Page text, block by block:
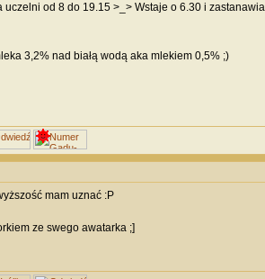
od 8 do 19.15 >_> Wstaje o 6.30 i
3,2% nad białą wodą aka mlekiem 0,5% ;)
mam uznać :P
ze swego awatarka ;]